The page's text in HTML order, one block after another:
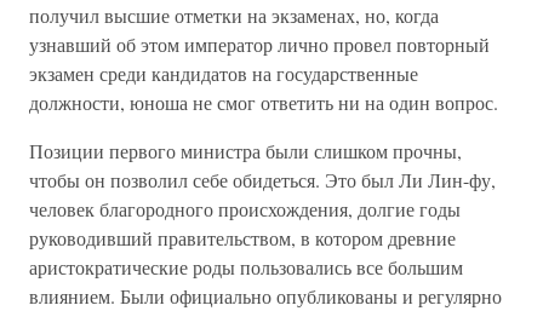
получил высшие отметки на экзаменах, но, когда
узнавший об этом император лично провел повторный
экзамен среди кандидатов на государственные
должности, юноша не смог ответить ни на один вопрос.
Позиции первого министра были слишком прочны,
чтобы он позволил себе обидеться. Это был Ли Лин-фу,
человек благородного происхождения, долгие годы
руководивший правительством, в котором древние
аристократические роды пользовались все большим
влиянием. Были официально опубликованы и регулярно